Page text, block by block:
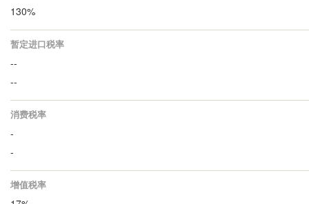
130%
暂定进口税率
--
--
消费税率
-
-
增值税率